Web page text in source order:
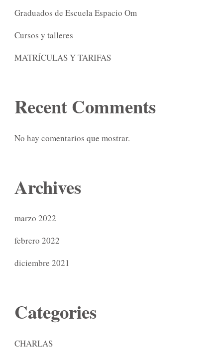
Graduados de Escuela Espacio Om
Cursos y talleres
MATRÍCULAS Y TARIFAS
Recent Comments
No hay comentarios que mostrar.
Archives
marzo 2022
febrero 2022
diciembre 2021
Categories
CHARLAS